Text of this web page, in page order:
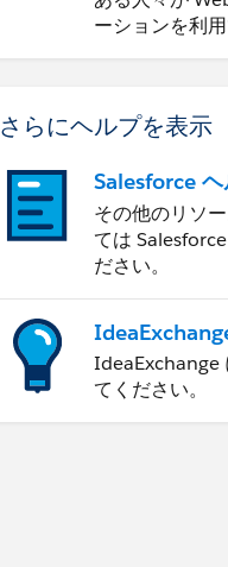
ーションを利
さらにヘルプを表示
Salesforce
その他のリソ
ては
ださい。
IdeaExchange
てください。